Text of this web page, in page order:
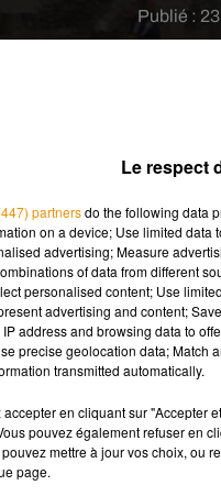
Publié :
déplacement de
notamment
qui ne verra pas le jour
aujourd’hui
appréciée
flottement, mais les élus
Le respect
partnersdo the following data
on a device; Use limited
advertising; Measure
of data from different
personalised content; Use
advertising and content;
address and browsing data to
precise geolocation data; Match
transmitted automatically.
accepter en cliquant sur "Accepter
pouvez également refuser en
mettre à jour vos choix, ou
page.